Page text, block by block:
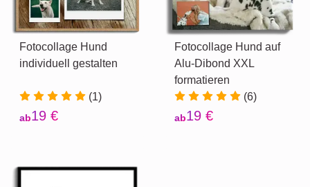
Fotocollage Hund
individuell gestalten
(1)
ab19 €
Fotocollage Hund auf
Alu-Dibond XXL
formatieren
(6)
ab19 €